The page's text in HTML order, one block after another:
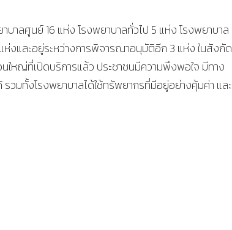
บาลศูนย์ 16 แห่ง โรงพยาบาลทั่วไป 5 แห่ง โรงพยาบาล
ห่งและอยู่ระหว่างการพิจารณาอนุมัติอีก 3 แห่ง ในสังกัด
หญ่ที่เปิดบริการแล้ว ประชาชนมีความพึงพอใจ มีทาง
วมทั้งโรงพยาบาลได้ใช้ทรัพยากรที่มีอยู่อย่างคุ้มค่า และ